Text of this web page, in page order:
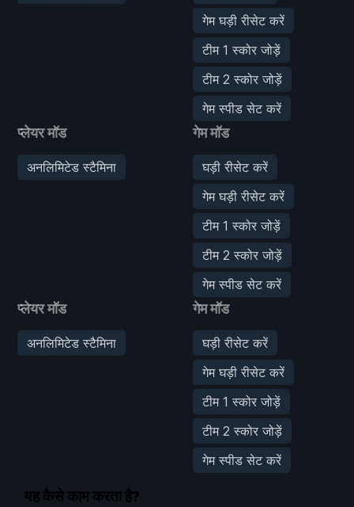
गेम घड़ी रीसेट करें
टीम 1 स्कोर जोड़ें
टीम 2 स्कोर जोड़ें
गेम स्पीड सेट करें
प्लेयर मॉड
अनलिमिटेड स्टैमिना
गेम मॉड
घड़ी रीसेट करें
गेम घड़ी रीसेट करें
टीम 1 स्कोर जोड़ें
टीम 2 स्कोर जोड़ें
गेम स्पीड सेट करें
प्लेयर मॉड
अनलिमिटेड स्टैमिना
गेम मॉड
घड़ी रीसेट करें
गेम घड़ी रीसेट करें
टीम 1 स्कोर जोड़ें
टीम 2 स्कोर जोड़ें
गेम स्पीड सेट करें
यह कैसे काम करता है?